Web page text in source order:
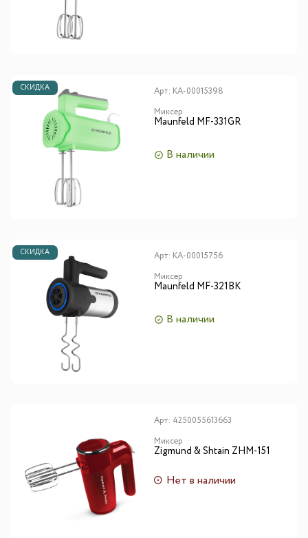
СКИДКА Арт: КА-00015398
Миксер
Maunfeld MF-331GR
В наличии
СКИДКА Арт: КА-00015756
Миксер
Maunfeld MF-321BK
В наличии
Арт: 4250055613663
Миксер
Zigmund & Shtain ZHM-151
Нет в наличии